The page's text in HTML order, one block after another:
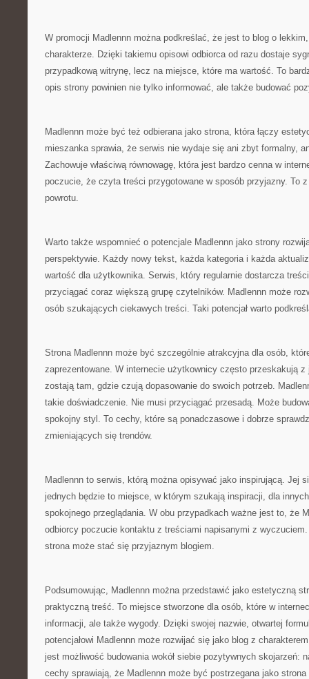
W promocji Madlennn można podkreślać, że jest to blog o
charakterze. Dzięki takiemu opisowi odbiorca od razu dostaje
przypadkową witrynę, lecz na miejsce, które ma wartość. To
opis strony powinien nie tylko informować, ale także budować
Madlennn może być też odbierana jako strona, która łączy
mieszanka sprawia, że serwis nie wydaje się ani zbyt formalny,
Zachowuje właściwą równowagę, która jest bardzo cenna w
poczucie, że czyta treści przygotowane w sposób przyjazny. To z
powrotu.
Warto także wspomnieć o potencjale Madlennn jako strony
perspektywie. Każdy nowy tekst, każda kategoria i każda
wartość dla użytkownika. Serwis, który regularnie dostarcza
przyciągać coraz większą grupę czytelników. Madlennn może
osób szukających ciekawych treści. Taki potencjał warto
Strona Madlennn może być szczególnie atrakcyjna dla osób,
zaprezentowane. W internecie użytkownicy często przeskakują z
zostają tam, gdzie czują dopasowanie do swoich potrzeb.
takie doświadczenie. Nie musi przyciągać przesadą. Może
spokojny styl. To cechy, które są ponadczasowe i dobrze
zmieniających się trendów.
Madlennn to serwis, którą można opisywać jako inspirującą. Jej
jednych będzie to miejsce, w którym szukają inspiracji, dla
spokojnego przeglądania. W obu przypadkach ważne jest to, że
odbiorcy poczucie kontaktu z treściami napisanymi z
strona może stać się przyjaznym blogiem.
Podsumowując, Madlennn można przedstawić jako estetyczną
praktyczną treść. To miejsce stworzone dla osób, które w
informacji, ale także wygody. Dzięki swojej nazwie, otwartej
potencjałowi Madlennn może rozwijać się jako blog z
jest możliwość budowania wokół siebie pozytywnych skojarzeń:
cechy sprawiają, że Madlennn może być postrzegana jako